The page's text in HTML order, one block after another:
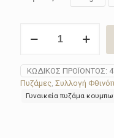
γυναικεία
47356-
385
ποσότητα
ΚΩΔΙΚΌΣ ΠΡΟΪΌΝΤΟΣ:
Πυζάμες, Συλλογή
Γυναικεία πυζάμα